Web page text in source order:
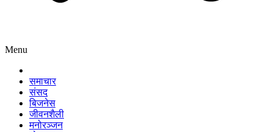
Menu
समाचार
संसद
बिजनेस
जीवनशैली
मनोरञ्जन